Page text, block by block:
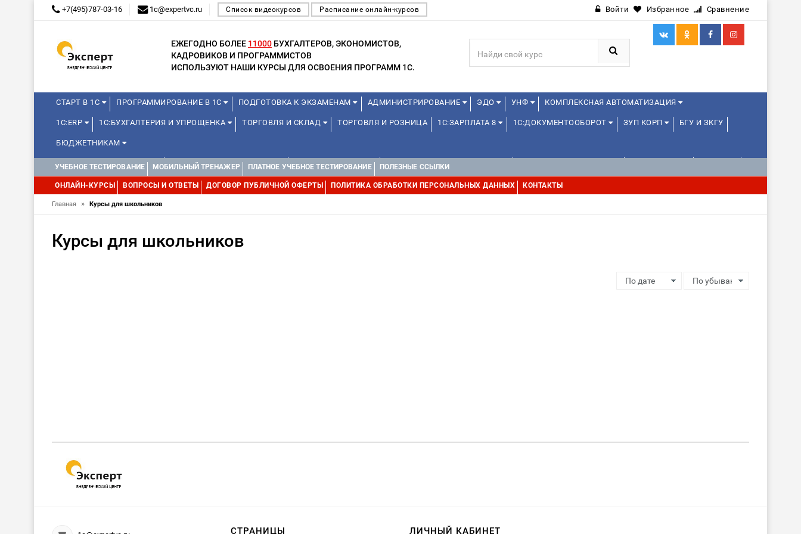
+7(495)787-03-16 1c@expertvc.ru Список видеокурсов Расписание онлайн-курсов Войти Избранное Сравнение
ЕЖЕГОДНО БОЛЕЕ 11000 БУХГАЛТЕРОВ, ЭКОНОМИСТОВ,
КАДРОВИКОВ И ПРОГРАММИСТОВ
ИСПОЛЬЗУЮТ НАШИ КУРСЫ ДЛЯ ОСВОЕНИЯ ПРОГРАММ 1С.
СТАРТ В 1С ПРОГРАММИРОВАНИЕ В 1С ПОДГОТОВКА К ЭКЗАМЕНАМ АДМИНИСТРИРОВАНИЕ ЭДО УНФ КОМПЛЕКСНАЯ АВТОМАТИЗАЦИЯ
1С:ERP 1С:БУХГАЛТЕРИЯ И УПРОЩЕНКА ТОРГОВЛЯ И СКЛАД ТОРГОВЛЯ И РОЗНИЦА 1С:ЗАРПЛАТА 8 1С:ДОКУМЕНТООБОРОТ ЗУП КОРП БГУ И ЗКГУ
БЮДЖЕТНИКАМ
КУРСЫ ДЛЯ ШКОЛЬНИКОВ ДИСТАНЦИОННАЯ ШКОЛА 1С ДЛЯ ШКОЛЬНИКОВ 1С:УПРАВЛЕНИЕ ХОЛДИНГОМ
1С:МЕДИЦИНА WEB, JAVA И ANDROID
УЧЕБНОЕ ТЕСТИРОВАНИЕ МОБИЛЬНЫЙ ТРЕНАЖЕР ПЛАТНОЕ УЧЕБНОЕ ТЕСТИРОВАНИЕ ПОЛЕЗНЫЕ ССЫЛКИ
ОНЛАЙН-КУРСЫ ВОПРОСЫ И ОТВЕТЫ ДОГОВОР ПУБЛИЧНОЙ ОФЕРТЫ ПОЛИТИКА ОБРАБОТКИ ПЕРСОНАЛЬНЫХ ДАННЫХ КОНТАКТЫ
Главная » Курсы для школьников
Курсы для школьников
СТРАНИЦЫ ЛИЧНЫЙ КАБИНЕТ